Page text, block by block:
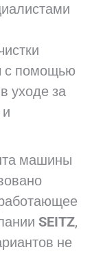
с помощью
уходе за
и
машины
SEITZ,
не